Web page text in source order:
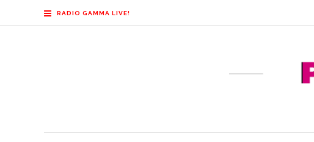
RADIO GAMMA LIVE!